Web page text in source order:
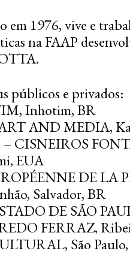
1976, vive e
na FAAP
públicos e privados:
Inhotim, BR
AND MEDIA,
CISNEIROS
EUA
DE LA
Salvador, BR
DE SÃO
FERRAZ,
São